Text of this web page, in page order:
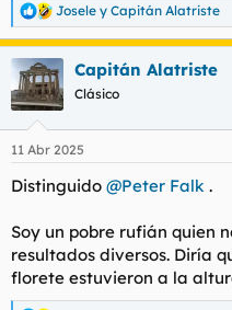
Nacionalidad: Ucrania
Forma de Contacto:
Fecha aproximada: Esta
Telegram:
Lugar: C/Menorca
Higiene: Perfecta
Precio: 100€ 45min
Edad: veintimuchos o
Cara: Guapa,
Cuerpo: Fitness total
Pecho: Operado pero
Culo: Firme y prieto
Piercings y tattos: Tattoos
Defectos corporales: Ese
R
e
a
c
c
i
e
s
:
Josele y Capitán Alatriste
Capitán Alatriste
Clásico
11 Abr 2025
Distinguido @Peter Falk .
Soy un pobre rufián quien
resultados diversos. Diría
florete estuvieron a la